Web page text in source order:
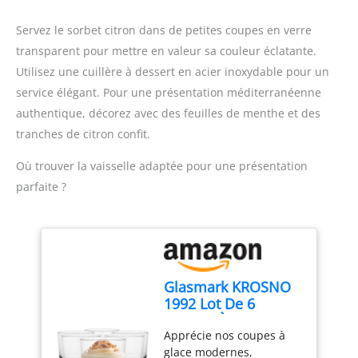
soigneuse des
ingrédients. Ne passe
pas au lave-vaisselle.
Assemblage repensé et
nouvelles poignées qui
se fixent facilement au
lancer rapidement vos
recettes préférées. Dans
Module d’entraînement.
Servez le sorbet citron dans de petites coupes en verre
transparent pour mettre en valeur sa couleur éclatante.
Utilisez une cuillère à dessert en acier inoxydable pour un
service élégant. Pour une présentation méditerranéenne
authentique, décorez avec des feuilles de menthe et des
tranches de citron confit.
Où trouver la vaisselle adaptée pour une présentation
parfaite ?
Glasmark KROSNO
1992 Lot De 6
Verre Transparent
Apprécie nos coupes à
glace modernes,